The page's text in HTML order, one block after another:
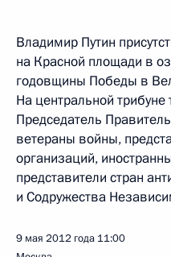
Владимир Путин
на Красной площади в
годовщины Победы в
На центральной трибуне
Председатель
ветераны войны,
организаций,
представители стран
и Содружества
9 мая 2012 года 11:00